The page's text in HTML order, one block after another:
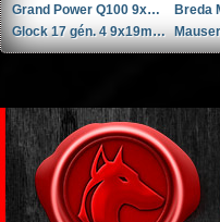
Grand Power Q100 9x19mm
Glock 17 gén. 4 9x19mm Parabellum/Luger/NATO